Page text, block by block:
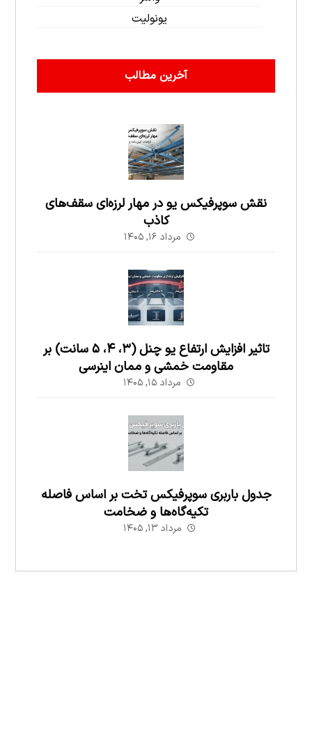
یونولیت
آخرین مطالب
نقش سوپرفیکس یو در مهار لرزه‌ای سقف‌های
کاذب
مرداد ۱۶, ۱۴۰۵
تاثیر افزایش ارتفاع یو چنل (۳، ۴، ۵ سانت) بر
مقاومت خمشی و ممان اینرسی
مرداد ۱۵, ۱۴۰۵
جدول باربری سوپرفیکس تخت بر اساس فاصله
تکیه‌گاه‌ها و ضخامت
مرداد ۱۳, ۱۴۰۵